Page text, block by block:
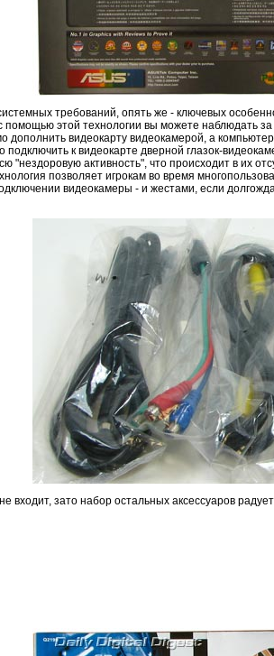
требований, опять же - ключевых
этой технологии вы можете наблюдать
дополнить видеокарту видеокамерой, а
к видеокарте дверной глазок-
"нездоровую активность", что происходит в их
позволяет игрокам во время
видеокамеры - и жестами, если
входит, зато набор остальных аксессуаров